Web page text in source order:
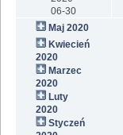
06-30
Maj 2020
Kwiecień
2020
Marzec
2020
Luty
2020
Styczeń